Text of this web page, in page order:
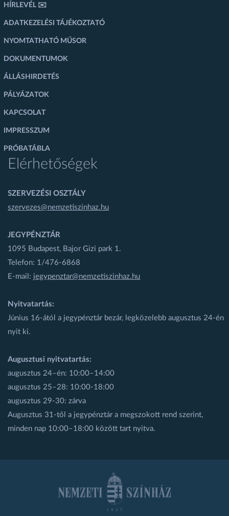
HÍRLEVÉL ✉️
ADATKEZELÉSI TÁJÉKOZTATÓ
NYOMTATHATÓ MŰSOR
DOKUMENTUMOK
ÁLLÁSHIRDETÉS
PÁLYÁZATOK
KAPCSOLAT
IMPRESSZUM
PRÓBATÁBLA
Elérhetőségek
SZERVEZÉSI OSZTÁLY
szervezes@nemzetiszinhaz.hu
JEGYPÉNZTÁR
1095 Budapest, Bajor Gizi park 1.
Telefon: 1/476-6868
E-mail: jegypenztar@nemzetiszinhaz.hu
Nyitvatartás:
Június 16-ától a jegypénztár bezár, legközelebb augusztus 24-én
nyit ki.
Augusztusi nyitvatartás:
augusztus 24–én: 10:00–14:00
augusztus 25–28: 10:00-18:00
augusztus 29-30: zárva
Augusztus 31-től a jegypénztár a megszokott rend szerint,
minden nap 10:00–18:00 között tart nyitva.